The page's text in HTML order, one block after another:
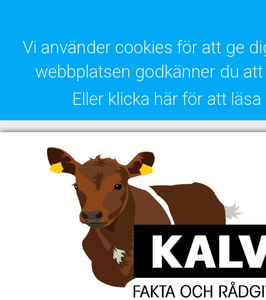
Vi använder cookies för att ge
webbplatsen godkänner du
Eller klicka här för att